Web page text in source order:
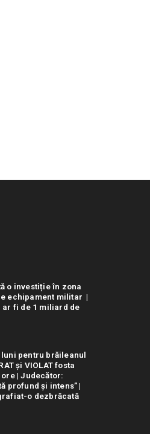
o investiție în zona
echipament militar |
fi de 1 miliard de
luni pentru brăileanul
și VIOLAT fosta
| Judecător:
profund și intens” |
o dezbrăcată